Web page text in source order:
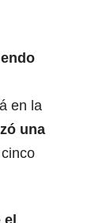
en la
una
el